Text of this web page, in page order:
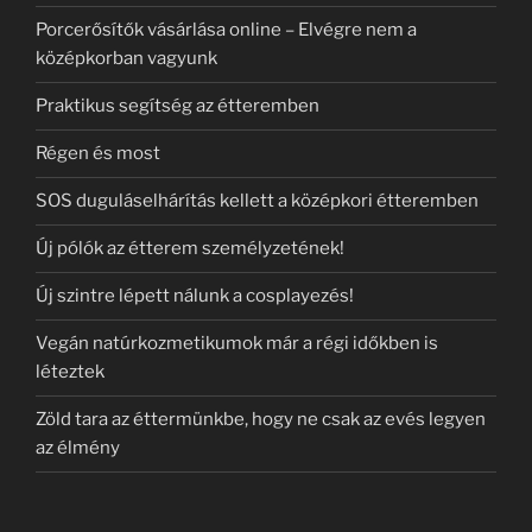
Porcerősítők vásárlása online – Elvégre nem a
középkorban vagyunk
Praktikus segítség az étteremben
Régen és most
SOS duguláselhárítás kellett a középkori étteremben
Új pólók az étterem személyzetének!
Új szintre lépett nálunk a cosplayezés!
Vegán natúrkozmetikumok már a régi időkben is
léteztek
Zöld tara az éttermünkbe, hogy ne csak az evés legyen
az élmény